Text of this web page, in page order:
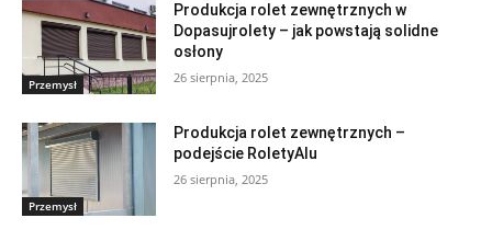
Przemysł
Produkcja rolet zewnętrznych w
Dopasujrolety – jak powstają solidne
osłony
26 sierpnia, 2025
Przemysł
Produkcja rolet zewnętrznych –
podejście RoletyAlu
26 sierpnia, 2025